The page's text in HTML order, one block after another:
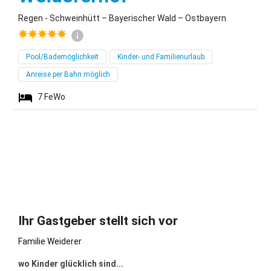
Regen - Schweinhütt – Bayerischer Wald – Ostbayern
Pool/Bademöglichkeit Kinder- und Familienurlaub
Anreise per Bahn möglich
7 FeWo
Ihr Gastgeber stellt sich vor
Familie Weiderer
wo Kinder glücklich sind...